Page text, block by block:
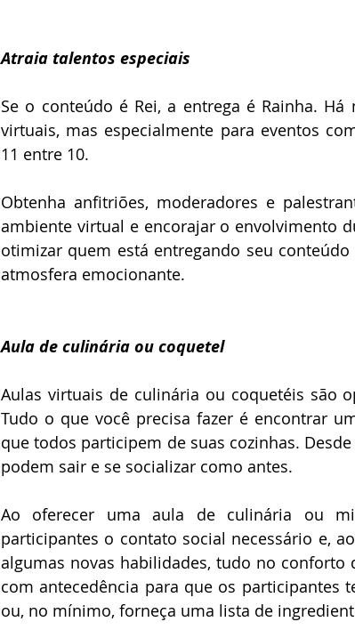
Atraia talentos especiais
Se o conteúdo é Rei, a entrega é Rainha.
virtuais, mas especialmente para eventos
11 entre 10.
Obtenha anfitriões, moderadores e
ambiente virtual e encorajar o envolvimento
otimizar quem está entregando seu
atmosfera emocionante.
Aula de culinária ou coquetel
Aulas virtuais de culinária ou coquetéis são
Tudo o que você precisa fazer é encontrar
que todos participem de suas cozinhas.
podem sair e se socializar como antes.
Ao oferecer uma aula de culinária ou
participantes o contato social necessário e,
algumas novas habilidades, tudo no conforto
com antecedência para que os participantes
ou, no mínimo, forneça uma lista de